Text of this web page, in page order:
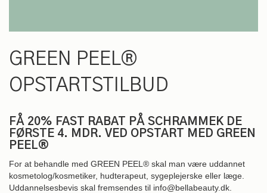
til
starten
billedgalleriet
GREEN PEEL®
OPSTARTSTILBUD
FÅ 20% FAST RABAT PÅ SCHRAMMEK DE
FØRSTE 4. MDR. VED OPSTART MED GREEN
PEEL®
For at behandle med GREEN PEEL® skal man være uddannet
kosmetolog/kosmetiker, hudterapeut, sygeplejerske eller læge.
Uddannelsesbevis skal fremsendes til info@bellabeauty.dk.